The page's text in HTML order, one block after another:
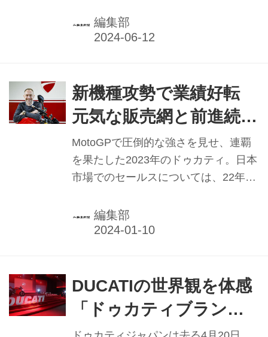
ランブラードゥカティで自分色の未来
を見つけよう」と呼びかけている。
編集部
新機種攻勢で業績好転
元気な販売網と前進続け
る ドゥカティジャパ
ン マッツ・リンドス
トレーム社長 【2023年
実績と2024年抱負】
MotoGPで圧倒的な強さを見せ、連覇
を果たした2023年のドゥカティ。日本
市場でのセールスについては、22年こ
ンドストレーム氏であったが、23年は
「ほぼほぼ良いみたい」と、好感触。
編集部
DUCATIの世界観を体感
「ドゥカティブランド
ナイト」開催